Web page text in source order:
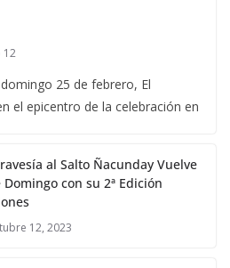
12
25 de febrero, El
el epicentro de la celebración en
al Salto Ñacunday Vuelve
Domingo con su 2ª Edición
12, 2023